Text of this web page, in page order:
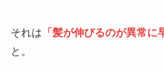
それは 「髪が伸びるのが異常に
と。